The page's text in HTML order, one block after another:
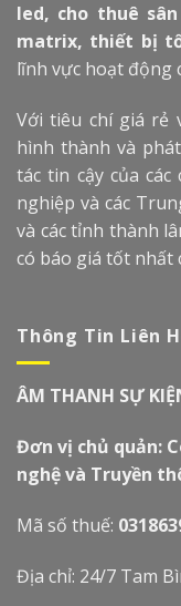
led, cho thuê
matrix, thiết bị
lĩnh vực hoạt động
Với tiêu chí giá rẻ
hình thành và
tác tin cậy của
nghiệp và các
và các tỉnh thành
có báo giá tốt nhất
Thông Tin Liên
ÂM THANH SỰ
Đơn vị chủ quản:
nghệ và Truyền
Mã số thuế:
Địa chỉ: 24/7 Tam